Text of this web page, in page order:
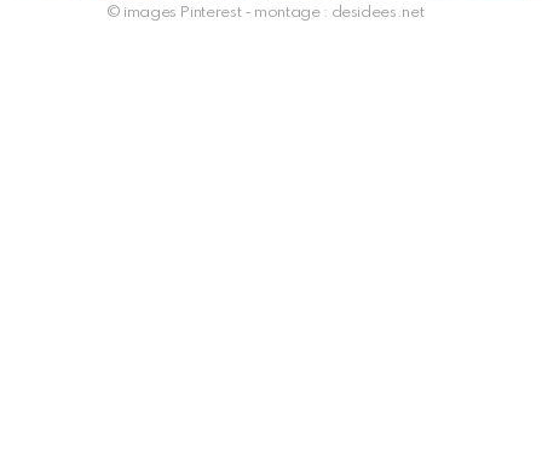
© images Pinterest - montage : desidees.net